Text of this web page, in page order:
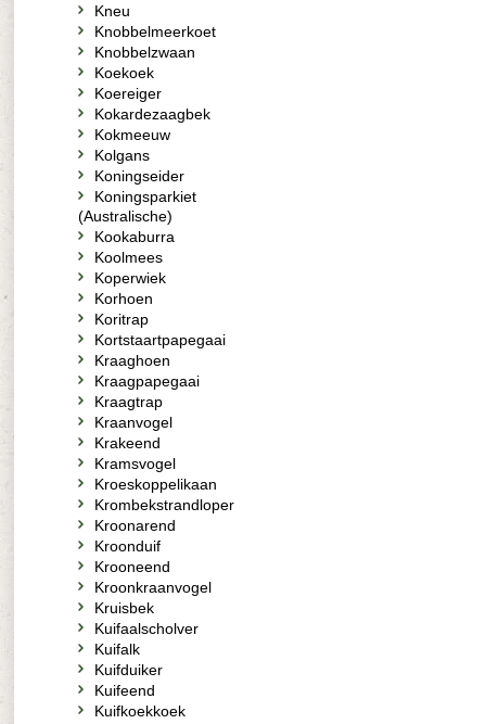
Kneu
Knobbelmeerkoet
Knobbelzwaan
Koekoek
Koereiger
Kokardezaagbek
Kokmeeuw
Kolgans
Koningseider
Koningsparkiet
(Australische)
Kookaburra
Koolmees
Koperwiek
Korhoen
Koritrap
Kortstaartpapegaai
Kraaghoen
Kraagpapegaai
Kraagtrap
Kraanvogel
Krakeend
Kramsvogel
Kroeskoppelikaan
Krombekstrandloper
Kroonarend
Kroonduif
Krooneend
Kroonkraanvogel
Kruisbek
Kuifaalscholver
Kuifalk
Kuifduiker
Kuifeend
Kuifkoekkoek